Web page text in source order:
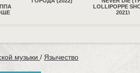
(2021)
музыки / Язычество